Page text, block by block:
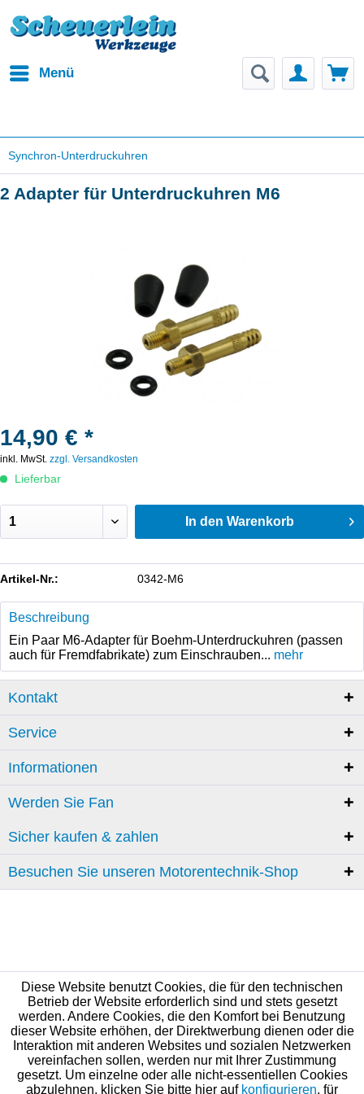
Menü
Synchron-Unterdruckuhren
2 Adapter für Unterdruckuhren M6
14,90 € *
inkl. MwSt. zzgl. Versandkosten
Lieferbar
In den Warenkorb
Artikel-Nr.: 0342-M6
Beschreibung
Ein Paar M6-Adapter für Boehm-Unterdruckuhren (passen
auch für Fremdfabrikate) zum Einschrauben... mehr
Kontakt
Service
Informationen
Werden Sie Fan
Sicher kaufen & zahlen
Besuchen Sie unseren Motorentechnik-Shop
Diese Website benutzt Cookies, die für den technischen
Betrieb der Website erforderlich sind und stets gesetzt
werden. Andere Cookies, die den Komfort bei Benutzung
dieser Website erhöhen, der Direktwerbung dienen oder die
Interaktion mit anderen Websites und sozialen Netzwerken
vereinfachen sollen, werden nur mit Ihrer Zustimmung
gesetzt. Um einzelne oder alle nicht-essentiellen Cookies
abzulehnen, klicken Sie bitte hier auf konfigurieren, für